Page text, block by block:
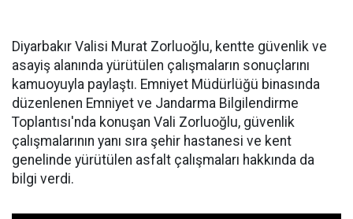
Diyarbakır Valisi Murat Zorluoğlu, kentte güvenlik ve
asayiş alanında yürütülen çalışmaların sonuçlarını
kamuoyuyla paylaştı. Emniyet Müdürlüğü binasında
düzenlenen Emniyet ve Jandarma Bilgilendirme
Toplantısı'nda konuşan Vali Zorluoğlu, güvenlik
çalışmalarının yanı sıra şehir hastanesi ve kent
genelinde yürütülen asfalt çalışmaları hakkında da
bilgi verdi.